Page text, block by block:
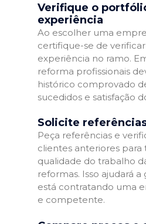
Verifique o
experiência
Ao escolher uma
certifique-se de
experiência no ramo.
reforma profissionais
histórico comprovado
sucedidos e satisfação
Solicite
Peça referências e
clientes anteriores para
qualidade do trabalho
reformas. Isso ajudará
está contratando uma
e competente.